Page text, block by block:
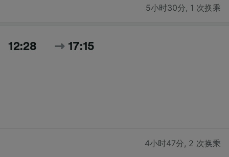
5小时30分, 1 次换乘
12:28 17:15
4小时47分, 2 次换乘